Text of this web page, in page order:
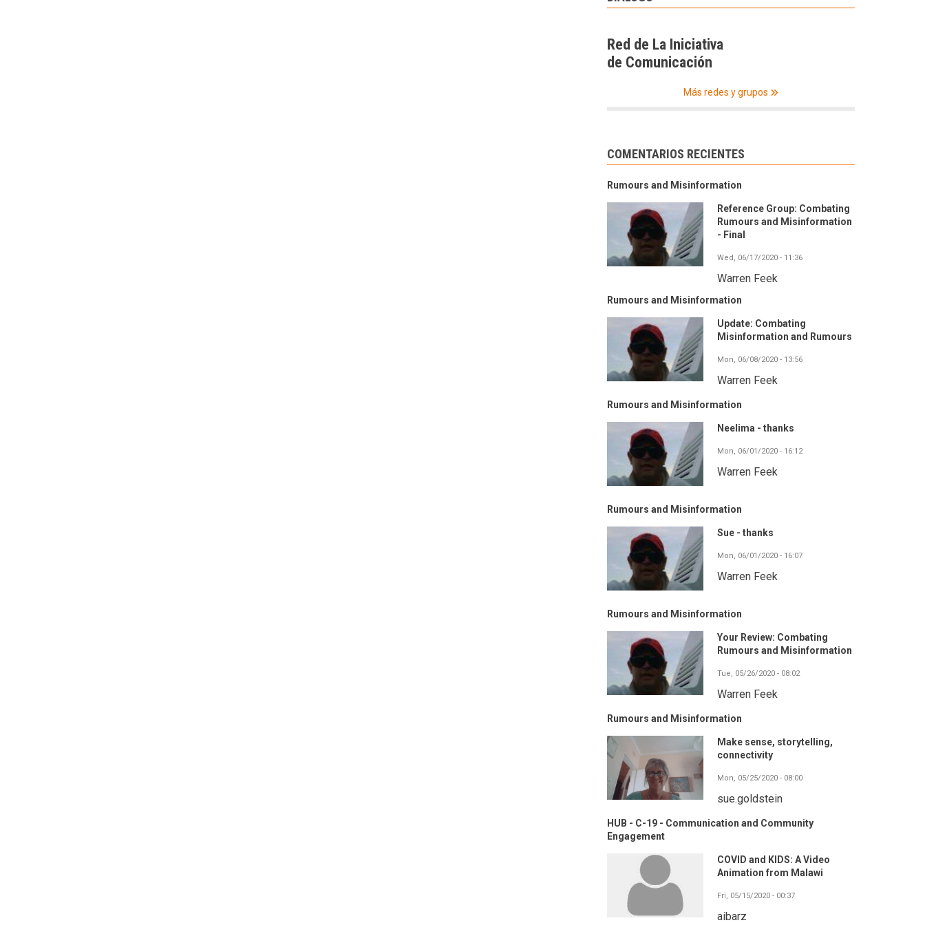
Red de La Iniciativa
de Comunicación
Más redes y grupos
COMENTARIOS RECIENTES
Rumours and Misinformation
Reference Group: Combating
Rumours and Misinformation
- Final
Wed, 06/17/2020 - 11:36
Warren Feek
Rumours and Misinformation
Update: Combating
Misinformation and Rumours
Mon, 06/08/2020 - 13:56
Warren Feek
Rumours and Misinformation
Neelima - thanks
Mon, 06/01/2020 - 16:12
Warren Feek
Rumours and Misinformation
Sue - thanks
Mon, 06/01/2020 - 16:07
Warren Feek
Rumours and Misinformation
Your Review: Combating
Rumours and Misinformation
Tue, 05/26/2020 - 08:02
Warren Feek
Rumours and Misinformation
Make sense, storytelling,
connectivity
Mon, 05/25/2020 - 08:00
sue.goldstein
HUB - C-19 - Communication and Community
Engagement
COVID and KIDS: A Video
Animation from Malawi
Fri, 05/15/2020 - 00:37
aibarz